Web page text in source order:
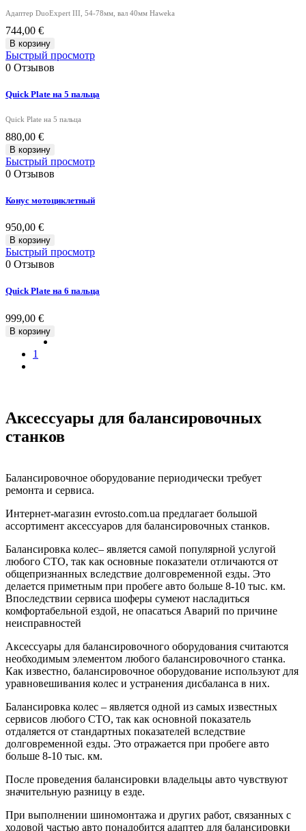
Адаптер DuoExpert III, 54-78мм, вал 40мм Haweka
744,00 €
В корзину
Быстрый просмотр
0 Отзывов
Quick Plate на 5 пальца
Quick Plate на 5 пальца
880,00 €
В корзину
Быстрый просмотр
0 Отзывов
Конус мотоциклетный
950,00 €
В корзину
Быстрый просмотр
0 Отзывов
Quick Plate на 6 пальца
999,00 €
В корзину
1
Аксессуары для балансировочных
станков
Балансировочное оборудование периодически требует
ремонта и сервиса.
Интернет-магазин evrosto.com.ua предлагает большой
ассортимент аксессуаров для балансировочных станков.
Балансировка колес– является самой популярной услугой
любого СТО, так как основные показатели отличаются от
общепризнанных вследствие долговременной езды. Это
делается приметным при пробеге авто больше 8-10 тыс. км.
Впоследствии сервиса шоферы сумеют насладиться
комфортабельной ездой, не опасаться Аварий по причине
неисправностей
Аксессуары для балансировочного оборудования считаются
необходимым элементом любого балансировочного станка.
Как известно, балансировочное оборудование используют для
уравновешивания колес и устранения дисбаланса в них.
Балансировка колес – является одной из самых известных
сервисов любого СТО, так как основной показатель
отдаляется от стандартных показателей вследствие
долговременной езды. Это отражается при пробеге авто
больше 8-10 тыс. км.
После проведения балансировки владельцы авто чувствуют
значительную разницу в езде.
При выполнении шиномонтажа и других работ, связанных с
ходовой частью авто понадобится адаптер для балансировки